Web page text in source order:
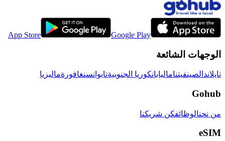
App Store Google Play
الوجهات الشائعة
تايلاند الصينفيتناماليابانكوريا الجنوبيةتايوانسنغافورةماليزيا
Gohub
من نحنالوظائفكن شريكنا
eSIM